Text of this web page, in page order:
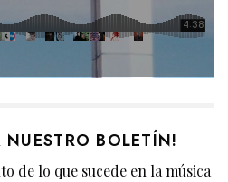
NUESTRO BOLETÍN!
de lo que sucede en la música